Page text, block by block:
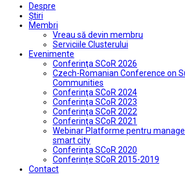
Despre
Ştiri
Membri
Vreau să devin membru
Serviciile Clusterului
Evenimente
Conferinţa SCoR 2026
Czech-Romanian Conference on
Communities
Conferinţa SCoR 2024
Conferinţa SCoR 2023
Conferinţa SCoR 2022
Conferinţa SCoR 2021
Webinar Platforme pentru
smart city
Conferinţa SCoR 2020
Conferințe SCoR 2015-2019
Contact